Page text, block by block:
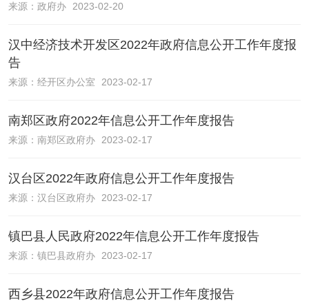
来源： 政府办 2023-02-20
汉中经济技术开发区2022年政府信息公开工作年度报
告
来源： 经开区办公室 2023-02-17
南郑区政府2022年信息公开工作年度报告
来源： 南郑区政府办 2023-02-17
汉台区2022年政府信息公开工作年度报告
来源： 汉台区政府办 2023-02-17
镇巴县人民政府2022年信息公开工作年度报告
来源： 镇巴县政府办 2023-02-17
西乡县2022年政府信息公开工作年度报告